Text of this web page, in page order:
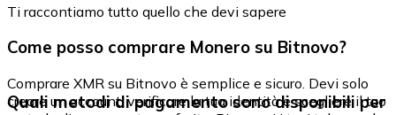
Ti raccontiamo tutto quello che devi sapere
Come posso comprare Monero su Bitnovo?
Comprare XMR su Bitnovo è semplice e sicuro. Devi solo
creare un account, verificare la tua identità e scegliere il tuo
Quali metodi di pagamento sono disponibili per